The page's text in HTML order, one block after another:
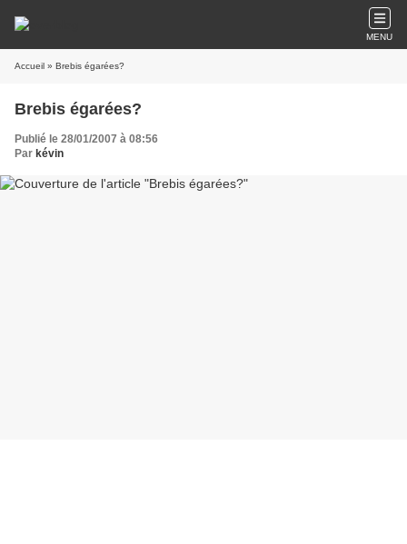
MENU
Accueil » Brebis égarées?
Brebis égarées?
Publié le 28/01/2007 à 08:56
Par kévin